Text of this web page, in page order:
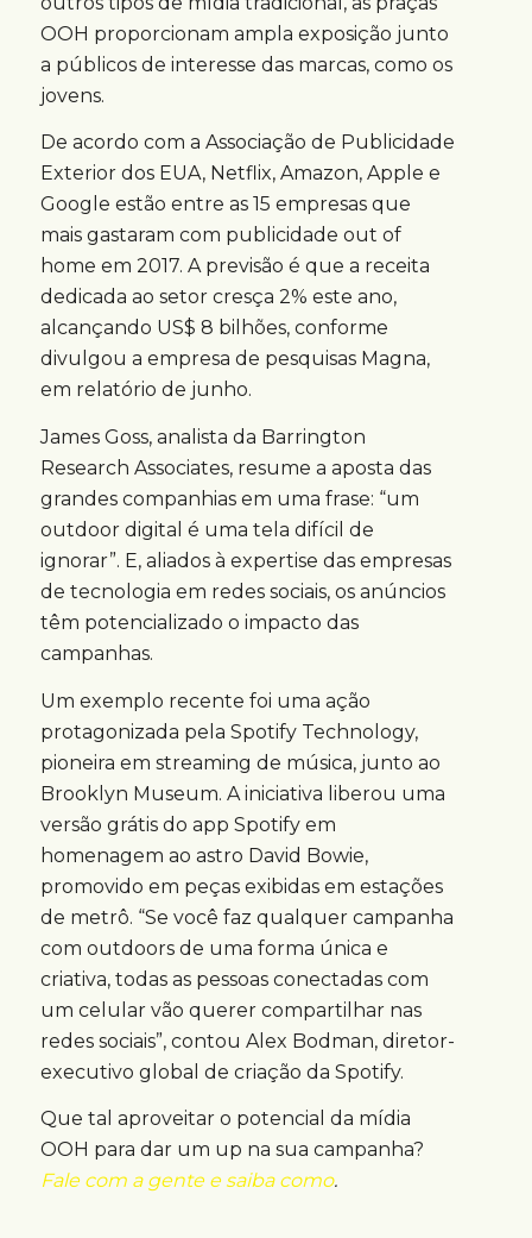
OOH proporcionam ampla exposição junto
a públicos de interesse das marcas, como os
jovens.
De acordo com a Associação de Publicidade
Exterior dos EUA, Netflix, Amazon, Apple e
Google estão entre as 15 empresas que
mais gastaram com publicidade out of
home em 2017. A previsão é que a receita
dedicada ao setor cresça 2% este ano,
alcançando US$ 8 bilhões, conforme
divulgou a empresa de pesquisas Magna,
em relatório de junho.
James Goss, analista da Barrington
Research Associates, resume a aposta das
grandes companhias em uma frase: “um
outdoor digital é uma tela difícil de
ignorar”. E, aliados à expertise das empresas
de tecnologia em redes sociais, os anúncios
têm potencializado o impacto das
campanhas.
Um exemplo recente foi uma ação
protagonizada pela Spotify Technology,
pioneira em streaming de música, junto ao
Brooklyn Museum. A iniciativa liberou uma
versão grátis do app Spotify em
homenagem ao astro David Bowie,
promovido em peças exibidas em estações
de metrô. “Se você faz qualquer campanha
com outdoors de uma forma única e
criativa, todas as pessoas conectadas com
um celular vão querer compartilhar nas
redes sociais”, contou Alex Bodman, diretor-
executivo global de criação da Spotify.
Que tal aproveitar o potencial da mídia
OOH para dar um up na sua campanha?
Fale com a gente e saiba como.